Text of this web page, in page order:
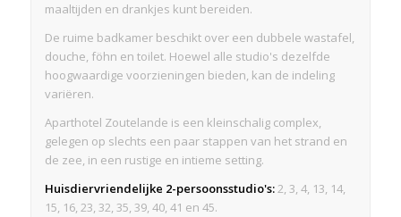
maaltijden en drankjes kunt bereiden.
De ruime badkamer beschikt over een dubbele wastafel,
douche, föhn en toilet. Hoewel alle studio's dezelfde
hoogwaardige voorzieningen bieden, kan de indeling
variëren.
Aparthotel Zoutelande is een kleinschalig complex,
gelegen op slechts een paar stappen van het strand en
de zee, in een rustige en intieme setting.
Huisdiervriendelijke 2-persoonsstudio's:2, 3, 4, 13, 14,
15, 16, 23, 32, 35, 39, 40, 41 en 45.